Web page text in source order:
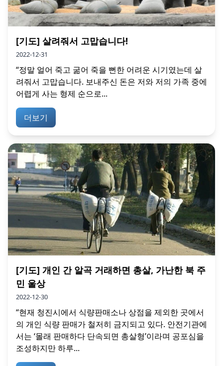
[기도] 살려줘서 고맙습니다!
2022-12-31
“정말 얼어 죽고 굶어 죽을 뻔한 어려운 시기였는데 살
려줘서 고맙습니다. 보내주신 돈은 저와 저의 가족 중에
어렵게 사는 형제 순으로...
더보기
[기도] 개인 간 알곡 거래하면 총살, 가난한 북 주
민 울상
2022-12-30
“현재 청진시에서 식량판매소나 상점을 제외한 곳에서
의 개인 식량 판매가 철저히 금지되고 있다. 안전기관에
서는 ‘몰래 판매하다 단속되면 총살형’이라며 공포심을
조성하지만 하루...